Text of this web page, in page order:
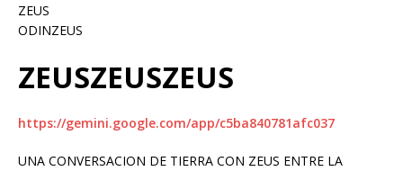
ZEUS
ODINZEUS
ZEUSZEUSZEUS
https://gemini.google.com/app/c5ba840781afc037
UNA CONVERSACION DE TIERRA CON ZEUS ENTRE LA